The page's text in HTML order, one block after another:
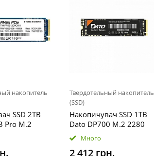
накопитель
SSD 2TB
Pro M.2
x4 3D TLC
Твердотельный накопитель
(SSD)
Накопичувач SSD 1TB
Dato DP700 M.2 2280
PCIe 3.0 x4 NVMe 3D
NAND (DP700SSD-1TB)
Много
2 412 грн.